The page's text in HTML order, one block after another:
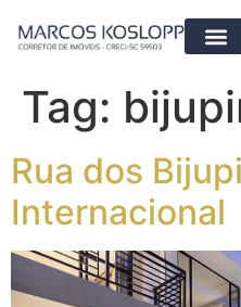
Tag:
Rua dos
Internacional